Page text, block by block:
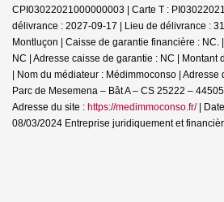
CPI03022021000000003 | Carte T :
délivrance : 2027-09-17 | Lieu de délivrance :
Montluçon | Caisse de garantie financière : NC.
NC | Adresse caisse de garantie : NC | Montant
| Nom du médiateur : Médimmoconso | Adresse
Parc de Mesemena – Bât A – CS 25222 –
Adresse du site : https://medimmoconso.fr/|
08/03/2024 Entreprise juridiquement et